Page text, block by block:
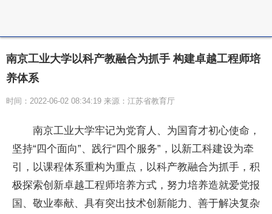
南京工业大学以科产教融合为抓手 构建卓越工程师培
养体系
时间：2022-06-02 08:34:19 来源：江苏省教育厅
南京工业大学牢记为党育人、为国育才初心使命，
坚持“四个面向”、践行“四个服务”，以新工科建设为牵
引，以课程体系重构为重点，以科产教融合为抓手，积
极探索创新卓越工程师培养方式，努力培养造就爱党报
国、敬业奉献、具有突出技术创新能力、善于解决复杂